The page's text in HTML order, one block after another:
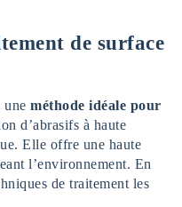
de surface
une méthode idéale pour
d’abrasifs à haute
Elle offre une haute
l’environnement. En
de traitement les